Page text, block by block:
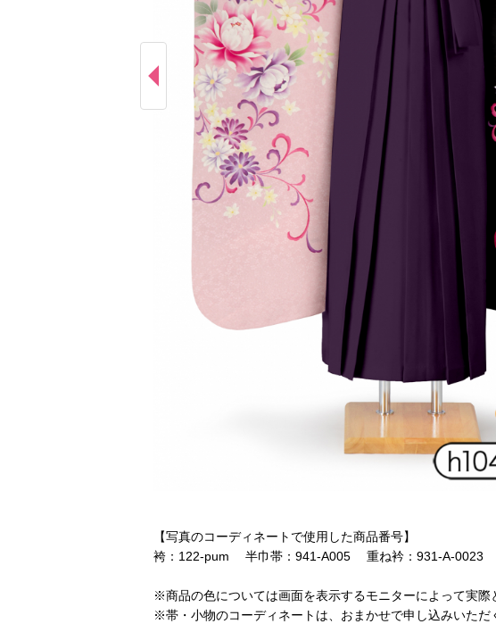
【写真のコーディネートで使用した商品番号】
袴：122-pum 半巾帯：941-A005 重ね衿：931-A-0023
※商品の色については画面を表示するモニターによって実際
※帯・小物のコーディネートは、おまかせで申し込みいただ